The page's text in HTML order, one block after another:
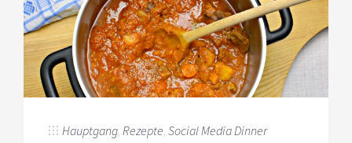
Hauptgang Rezepte Social Media Dinner